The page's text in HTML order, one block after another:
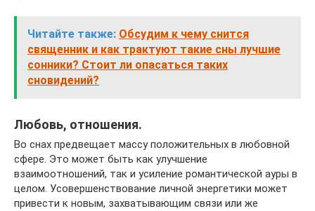
Читайте также: Обсудим к чему снится
священник и как трактуют такие сны лучшие
сонники? Стоит ли опасаться таких
сновидений?
Любовь, отношения.
Во снах предвещает массу положительных в любовной
сфере. Это может быть как улучшение
взаимоотношений, так и усиление романтической ауры в
целом. Усовершенствование личной энергетики может
привести к новым, захватывающим связи или же